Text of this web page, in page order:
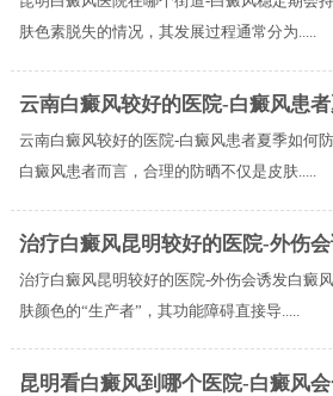
肤色素脱失的情况，其发展过程通常分为.....
云南白癜风较好的医院-白癜风患
云南白癜风较好的医院-白癜风患者夏季如何
白癜风患者而言，合理的防晒不仅是皮肤.....
治疗白癜风昆明较好的医院-外伤
治疗白癜风昆明较好的医院-外伤会诱发白癜
肤颜色的“生产者”，其功能障碍直接导.....
昆明看白癜风到哪个医院-白癜风